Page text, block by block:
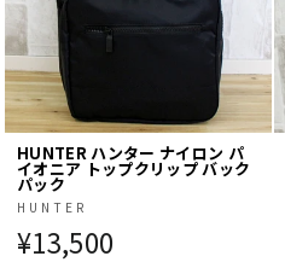
HUNTER ハンター ナイロン パ
イオニア トップクリップ バック
パック
HUNTER
¥13,500